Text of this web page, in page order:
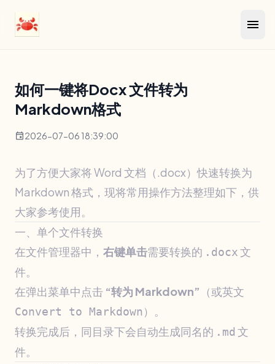
menu
如何一键将Docx 文件转为
Markdown格式
event2026-07-06 18:39:00
为了方便大家将 Word 文档（.docx）快速转换为
Markdown 格式，现将常用操作方法整理如下，供
大家参考使用。
一、单个文件转换
在文件管理器中， 右键单击需要转换的 .docx文
件。
在弹出菜单中点击 “转为 Markdown” （或英文
Convert to Markdown ）。
转换完成后，同目录下会自动生成同名的 .md 文
件。